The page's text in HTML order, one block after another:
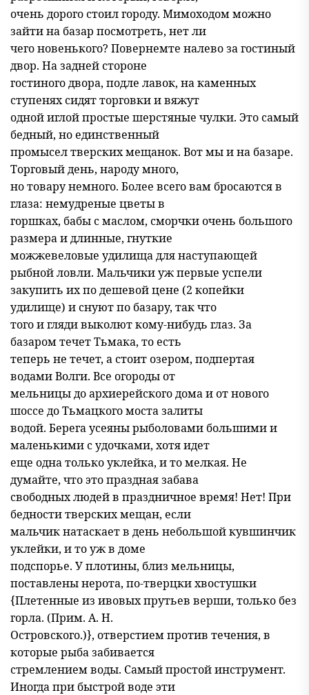
очень дорого стоил городу. Мимоходом можно
зайти на базар посмотреть, нет ли
чего новенького? Повернемте налево за гостиный
двор. На задней стороне
гостиного двора, подле лавок, на каменных
ступенях сидят торговки и вяжут
одной иглой простые шерстяные чулки. Это самый
бедный, но единственный
промысел тверских мещанок. Вот мы и на базаре.
Торговый день, народу много,
но товару немного. Более всего вам бросаются в
глаза: немудреные цветы в
горшках, бабы с маслом, сморчки очень большого
размера и длинные, гнуткие
можжевеловые удилища для наступающей
рыбной ловли. Мальчики уж первые успели
закупить их по дешевой цене (2 копейки
удилище) и снуют по базару, так что
того и гляди выколют кому-нибудь глаз. За
базаром течет Тьмака, то есть
теперь не течет, а стоит озером, подпертая
водами Волги. Все огороды от
мельницы до архиерейского дома и от нового
шоссе до Тьмацкого моста залиты
водой. Берега усеяны рыболовами большими и
маленькими с удочками, хотя идет
еще одна только уклейка, и то мелкая. Не
думайте, что это праздная забава
свободных людей в праздничное время! Нет! При
бедности тверских мещан, если
мальчик натаскает в день небольшой кувшинчик
уклейки, и то уж в доме
подспорье. У плотины, близ мельницы,
поставлены нерота, по-тверцки хвостушки
{Плетенные из ивовых прутьев верши, только без
горла. (Прим. А. Н.
Островского.)}, отверстием против течения, в
которые рыба забивается
стремлением воды. Самый простой инструмент.
Иногда при быстрой воде эти